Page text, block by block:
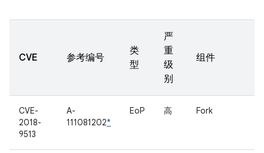
CVE 参考编号
类
型
严
重
级
别
组件
CVE-
2018-
9513
A-
111081202*
EoP 高 Fork